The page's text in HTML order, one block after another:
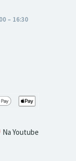
Youtube